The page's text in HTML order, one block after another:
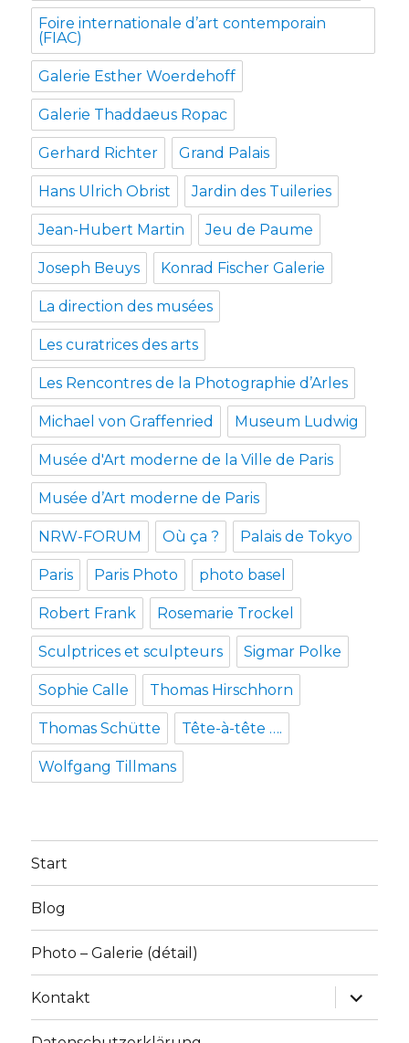
Foire internationale d’art contemporain
(FIAC)
Galerie Esther Woerdehoff
Galerie Thaddaeus Ropac
Gerhard Richter Grand Palais
Hans Ulrich Obrist Jardin des Tuileries
Jean-Hubert Martin Jeu de Paume
Joseph Beuys Konrad Fischer Galerie
La direction des musées
Les curatrices des arts
Les Rencontres de la Photographie d’Arles
Michael von Graffenried Museum Ludwig
Musée d'Art moderne de la Ville de Paris
Musée d’Art moderne de Paris
NRW-FORUM Où ça ? Palais de Tokyo
Paris Paris Photo photo basel
Robert Frank Rosemarie Trockel
Sculptrices et sculpteurs Sigmar Polke
Sophie Calle Thomas Hirschhorn
Thomas Schütte Tête-à-tête ….
Wolfgang Tillmans
Start
Blog
Photo – Galerie (détail)
Kontakt